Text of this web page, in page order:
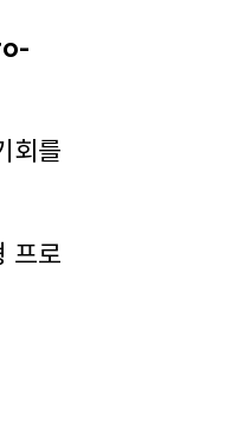
회를
프로